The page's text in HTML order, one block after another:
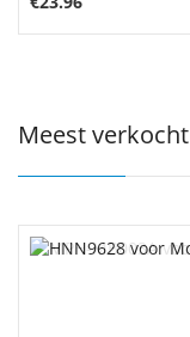
Meest verkocht